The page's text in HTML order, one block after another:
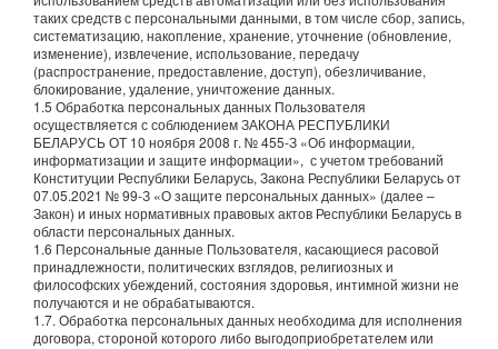
таких средств с персональными данными, в том числе сбор, запись,
систематизацию, накопление, хранение, уточнение (обновление,
изменение), извлечение, использование, передачу
(распространение, предоставление, доступ), обезличивание,
блокирование, удаление, уничтожение данных.
1.5 Обработка персональных данных Пользователя
осуществляется с соблюдением ЗАКОНА РЕСПУБЛИКИ
БЕЛАРУСЬ ОТ 10 ноября 2008 г. № 455-З «Об информации,
информатизации и защите информации», с учетом требований
Конституции Республики Беларусь, Закона Республики Беларусь от
07.05.2021 № 99-З «О защите персональных данных» (далее –
Закон) и иных нормативных правовых актов Республики Беларусь в
области персональных данных.
1.6 Персональные данные Пользователя, касающиеся расовой
принадлежности, политических взглядов, религиозных и
философских убеждений, состояния здоровья, интимной жизни не
получаются и не обрабатываются.
1.7. Обработка персональных данных необходима для исполнения
договора, стороной которого либо выгодоприобретателем или